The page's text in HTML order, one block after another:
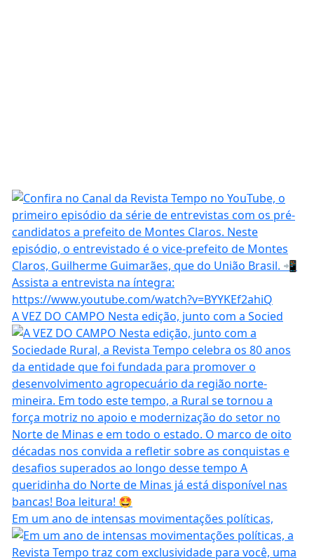
A VEZ DO CAMPO Nesta edição, junto com a Socied
Em um ano de intensas movimentações políticas,